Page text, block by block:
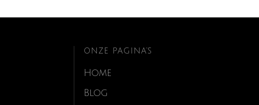
ONZE PAGINA’S
Home
Blog